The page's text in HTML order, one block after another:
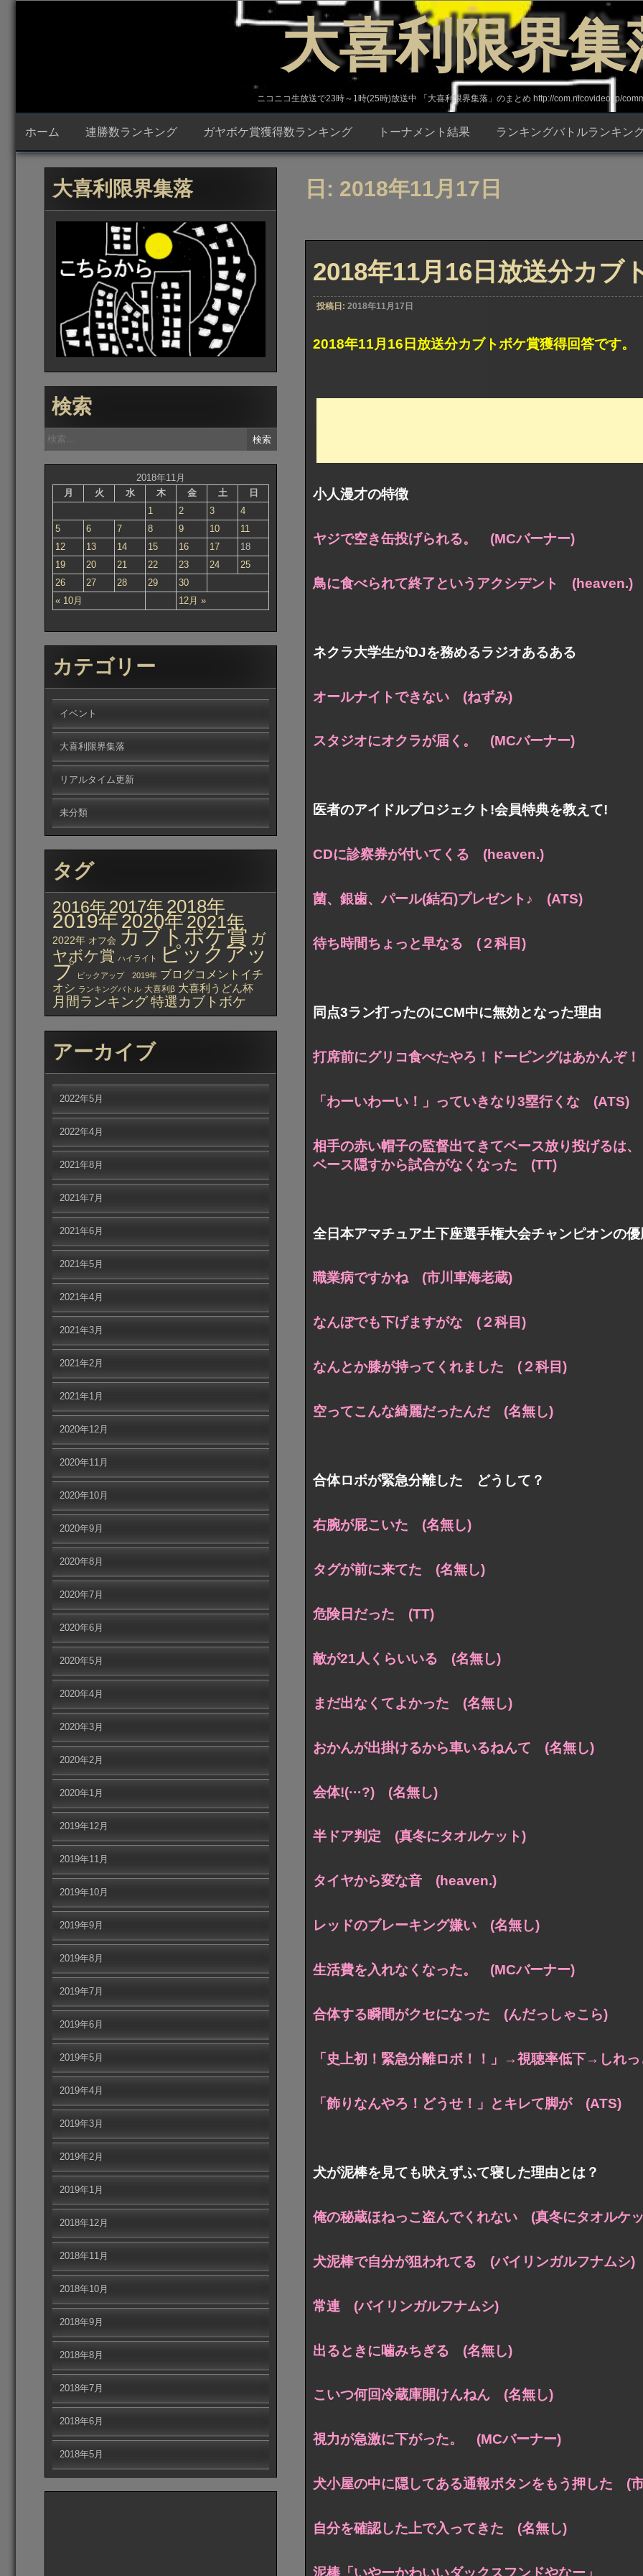
プ
大喜利限界集
ニコニコ生放送で23時～1時(25時)放送中 「大喜利限界集落」のまとめ http://com.nicovideo.jp/
ホーム 連勝数ランキング ガヤボケ賞獲得数ランキング トーナメント結果 ランキングバトルランキン
日: 2018年11月17日
2018年11月16日放送分カブ
投稿日: 2018年11月17日
2018年11月16日放送分カブトボケ賞獲得回答です。
小人漫才の特徴
ヤジで空き缶投げられる。 (MCバーナー)
鳥に食べられて終了というアクシデント (heaven.)
ネクラ大学生がDJを務めるラジオあるある
オールナイトできない (ねずみ)
スタジオにオクラが届く。 (MCバーナー)
医者のアイドルプロジェクト!会員特典を教えて!
CDに診察券が付いてくる (heaven.)
菌、銀歯、パール(結石)プレゼント♪ (ATS)
待ち時間ちょっと早なる (２科目)
同点3ラン打ったのにCM中に無効となった理由
打席前にグリコ食べたやろ！ドーピングはあかんぞ
「わーいわーい！」っていきなり3塁行くな (ATS)
相手の赤い帽子の監督出てきてベース放り投げるは、
ベース隠すから試合がなくなった (TT)
全日本アマチュア土下座選手権大会チャンピオンの優
職業病ですかね (市川車海老蔵)
なんぼでも下げますがな (２科目)
なんとか膝が持ってくれました (２科目)
空ってこんな綺麗だったんだ (名無し)
合体ロボが緊急分離した どうして？
右腕が屁こいた (名無し)
タグが前に来てた (名無し)
危険日だった (TT)
敵が21人くらいいる (名無し)
まだ出なくてよかった (名無し)
おかんが出掛けるから車いるねんて (名無し)
会体!(···?) (名無し)
半ドア判定 (真冬にタオルケット)
タイヤから変な音 (heaven.)
レッドのブレーキング嫌い (名無し)
生活費を入れなくなった。 (MCバーナー)
合体する瞬間がクセになった (んだっしゃこら)
「史上初！緊急分離ロボ！！」→視聴率低下→しれ
「飾りなんやろ！どうせ！」とキレて脚が (ATS)
犬が泥棒を見ても吠えずふて寝した理由とは？
俺の秘蔵ほねっこ盗んでくれない (真冬にタオルケ
犬泥棒で自分が狙われてる (バイリンガルフナムシ)
常連 (バイリンガルフナムシ)
出るときに噛みちぎる (名無し)
こいつ何回冷蔵庫開けんねん (名無し)
視力が急激に下がった。 (MCバーナー)
犬小屋の中に隠してある通報ボタンをもう押した (
自分を確認した上で入ってきた (名無し)
泥棒「いやーかわいいダックスフンドやなー」
大喜利限界集落
検索
検
索:
2018年11月
月
火 水 木 金 土 日
« 10月 12月 »
1 2 3
4
5
6 7 8 9 10
11
12
13 14 15 16 17
18
19
20 21 22 23 24
25
26
27 28 29 30
カテゴリー
イベント
大喜利限界集落
リアルタイム更新
未分類
タグ
2016年 2017年 2018年
2019年2020年 2021年
2022年 オフ会 カブトボケ賞 ガ
ヤボケ賞 ハイライト ピックアッ
プ ピックアップ 2019年 ブログコメントイチ
オシ ランキングバトル 大喜利β 大喜利うどん杯
月間ランキング特選カブトボケ
アーカイブ
2022年5月
2022年4月
2021年8月
2021年7月
2021年6月
2021年5月
2021年4月
2021年3月
2021年2月
2021年1月
2020年12月
2020年11月
2020年10月
2020年9月
2020年8月
2020年7月
2020年6月
2020年5月
2020年4月
2020年3月
2020年2月
2020年1月
2019年12月
2019年11月
2019年10月
2019年9月
2019年8月
2019年7月
2019年6月
2019年5月
2019年4月
2019年3月
2019年2月
2019年1月
2018年12月
2018年11月
2018年10月
2018年9月
2018年8月
2018年7月
2018年6月
2018年5月